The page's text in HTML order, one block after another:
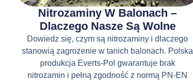
Nitrozaminy W Balonach –
Dlaczego Nasze Są Wolne
Dowiedz się, czym są nitrozaminy i dlaczego
stanowią zagrożenie w tanich balonach. Polska
produkcja Everts-Pol gwarantuje brak
nitrozamin i pełną zgodność z normą PN-EN